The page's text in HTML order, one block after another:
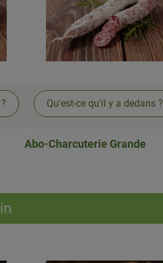
Qu'est-ce qu'il y a dedans ?
Abo-Charcuterie Grande